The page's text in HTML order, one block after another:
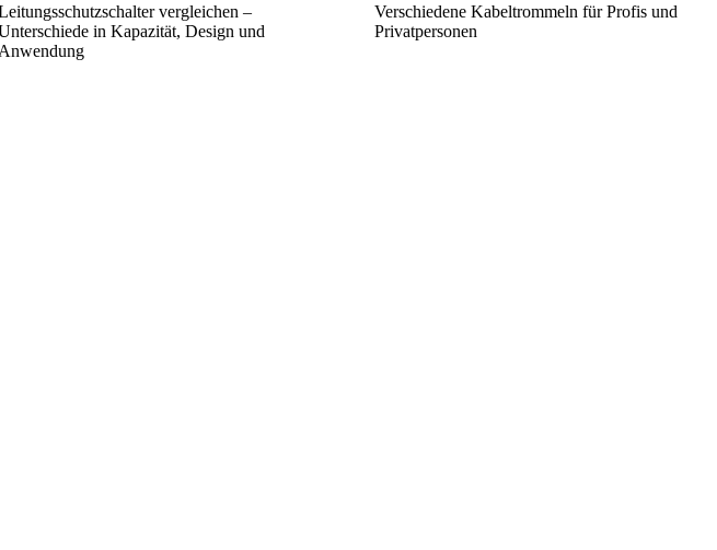
vergleichen –
in Kapazität, Design und
Anwendung
Verschiedene Kabeltrommeln für Profis und
Privatpersonen